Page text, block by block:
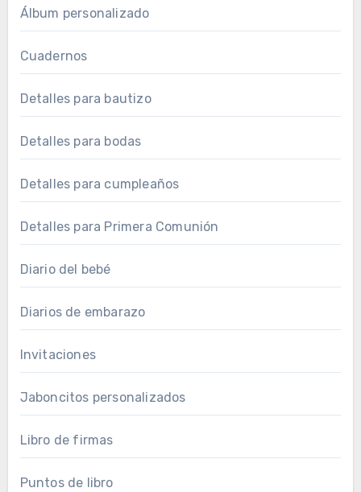
Álbum personalizado
Cuadernos
Detalles para bautizo
Detalles para bodas
Detalles para cumpleaños
Detalles para Primera Comunión
Diario del bebé
Diarios de embarazo
Invitaciones
Jaboncitos personalizados
Libro de firmas
Puntos de libro